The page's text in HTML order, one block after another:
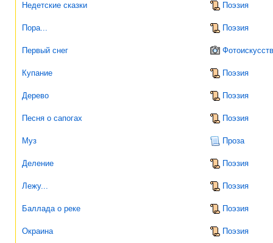
Недетские сказки Поэзия
Пора... Поэзия
Первый снег
Купание Поэзия
Дерево Поэзия
Песня о сапогах Поэзия
Муз Проза
Деление Поэзия
Лежу... Поэзия
Баллада о реке Поэзия
Окраина Поэзия